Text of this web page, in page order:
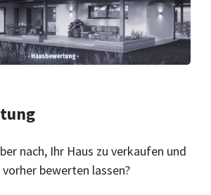
nach, Ihr Haus zu verkaufen und
bewerten lassen?